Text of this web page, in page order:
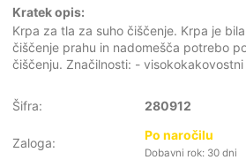
Kratek opis:
Krpa za tla za suho čiščenje. Krpa je
čiščenje prahu in nadomešča potrebo
čiščenju. Značilnosti: - visokokakovostni
Šifra: 280912
Zaloga:
Po naročilu
Dobavni rok: 30 dni